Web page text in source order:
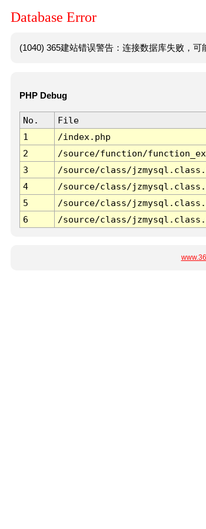
Database Error
(1040) 365建站错误警告：连接数据库失败，
PHP Debug
No. File
1
/index.php
2
/source/function/
3
/source/class/
4
/source/class/
5
/source/class/
6
/source/class/